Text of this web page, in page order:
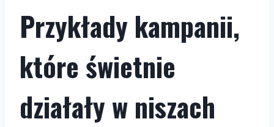
Przykłady kampanii,
które świetnie
działały w niszach